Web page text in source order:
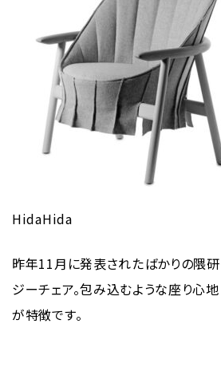
HidaHida
昨年11月に発表されたばかりの隈
ジーチェア。包み込むような座り心
が特徴です。